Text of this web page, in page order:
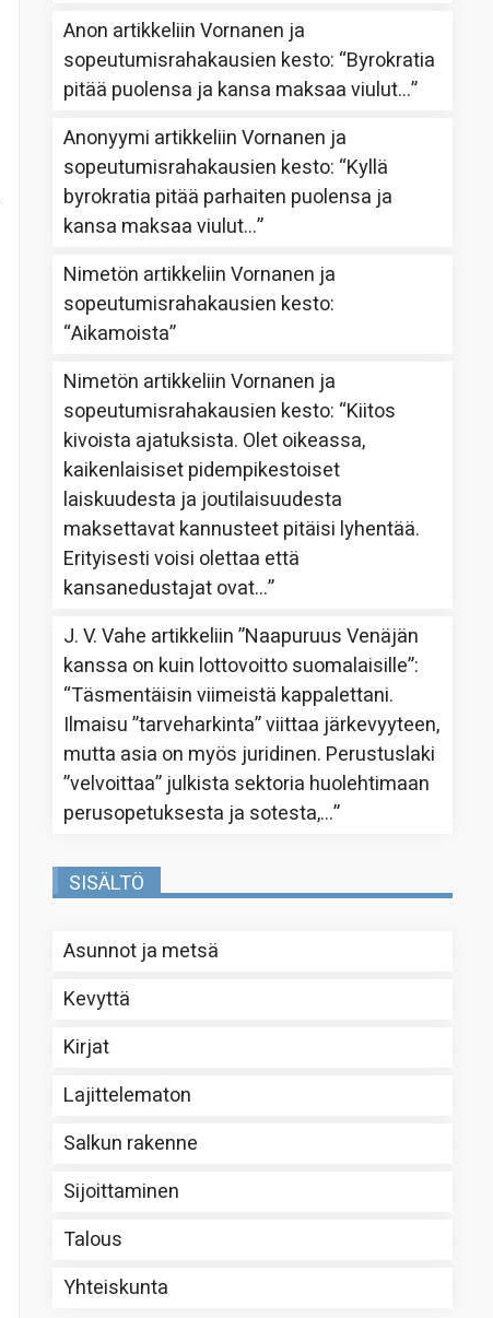
Anon artikkeliinVornanen ja
sopeutumisrahakausien kesto: “Byrokratia
pitää puolensa ja kansa maksaa viulut…”
Anonyymi artikkeliinVornanen ja
sopeutumisrahakausien kesto: “Kyllä
byrokratia pitää parhaiten puolensa ja
kansa maksaa viulut…”
Nimetön artikkeliinVornanen ja
sopeutumisrahakausien kesto:
“Aikamoista”
Nimetön artikkeliinVornanen ja
sopeutumisrahakausien kesto: “Kiitos
kivoista ajatuksista. Olet oikeassa,
kaikenlaisiset pidempikestoiset
laiskuudesta ja joutilaisuudesta
maksettavat kannusteet pitäisi lyhentää.
Erityisesti voisi olettaa että
kansanedustajat ovat…”
J. V. Vahe artikkeliin”Naapuruus Venäjän
kanssa on kuin lottovoitto suomalaisille”:
“Täsmentäisin viimeistä kappalettani.
Ilmaisu ”tarveharkinta” viittaa järkevyyteen,
mutta asia on myös juridinen. Perustuslaki
”velvoittaa” julkista sektoria huolehtimaan
perusopetuksesta ja sotesta,…”
SISÄLTÖ
Asunnot ja metsä
Kevyttä
Kirjat
Lajittelematon
Salkun rakenne
Sijoittaminen
Talous
Yhteiskunta